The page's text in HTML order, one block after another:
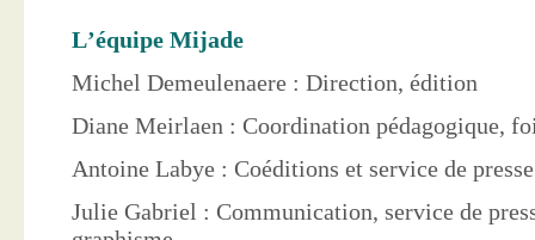
L’équipe Mijade
Michel Demeulenaere : Direction, édition
Diane Meirlaen : Coordination pédagogique,
Antoine Labye : Coéditions et service de
Julie Gabriel : Communication, service de